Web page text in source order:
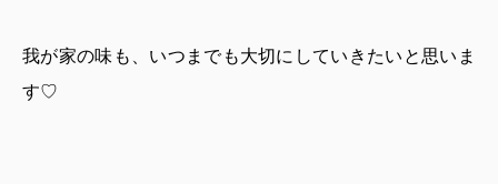
我が家の味も、いつまでも大切にしていきたいと思いま
す♡